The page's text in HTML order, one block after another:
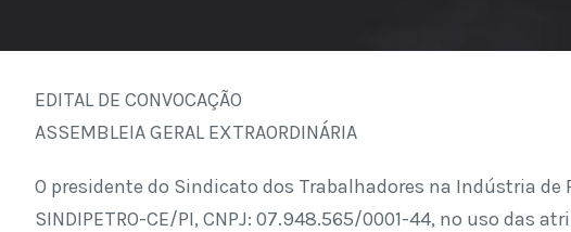
EDITAL DE CONVOCAÇÃO
ASSEMBLEIA GERAL EXTRAORDINÁRIA
O presidente do Sindicato dos Trabalhadores na Indústria de
SINDIPETRO-CE/PI, CNPJ: 07.948.565/0001-44, no uso das